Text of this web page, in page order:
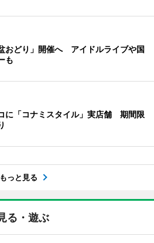
おどり」開催へ アイドルライブや国
も
に「コナミスタイル」実店舗 期間限
もっと見る
る・遊ぶ